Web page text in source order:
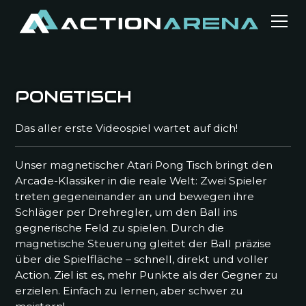
PONGTISCH
Das aller erste Videospiel wartet auf dich!
Unser magnetischer Atari Pong Tisch bringt den
Arcade-Klassiker in die reale Welt: Zwei Spieler
treten gegeneinander an und bewegen ihre
Schläger per Drehregler, um den Ball ins
gegnerische Feld zu spielen. Durch die
magnetische Steuerung gleitet der Ball präzise
über die Spielfläche – schnell, direkt und voller
Action. Ziel ist es, mehr Punkte als der Gegner zu
erzielen. Einfach zu lernen, aber schwer zu